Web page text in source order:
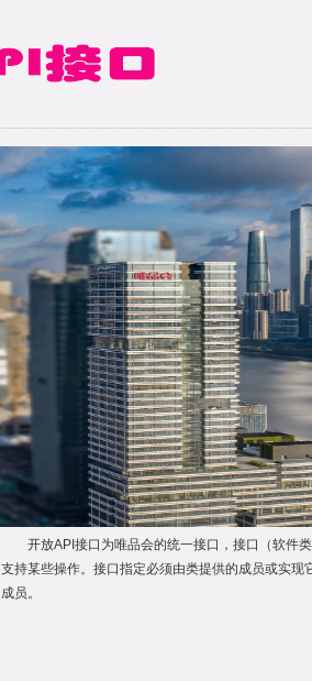
开放API接口为唯品会的统一接口，接口（软件
支持某些操作。接口指定必须由类提供的成员或实
成员。